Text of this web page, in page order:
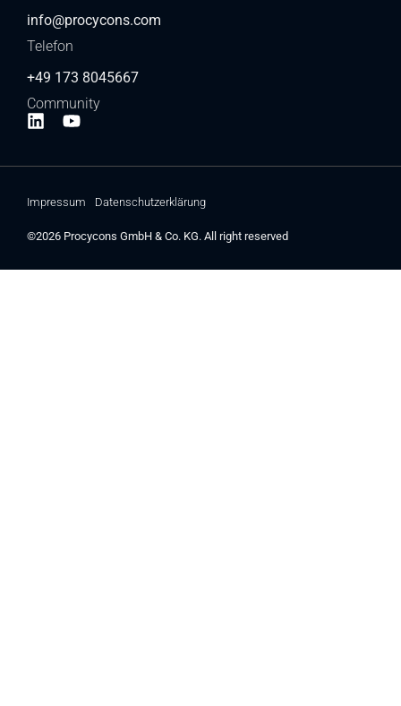
info@procycons.com
Telefon
+49 173 8045667
Community
Impressum Datenschutzerklärung
©2026 Procycons GmbH & Co. KG. All right reserved